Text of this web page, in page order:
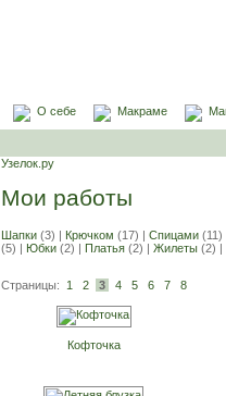
О себе Макраме
Узелок.ру
Мои работы
Шапки (3) | Крючком (17) | Спицами
(5) | Юбки (2) | Платья (2) | Жилеты (2) |
Страницы: 1 2 3 4 5 6 7 8
Кофточка